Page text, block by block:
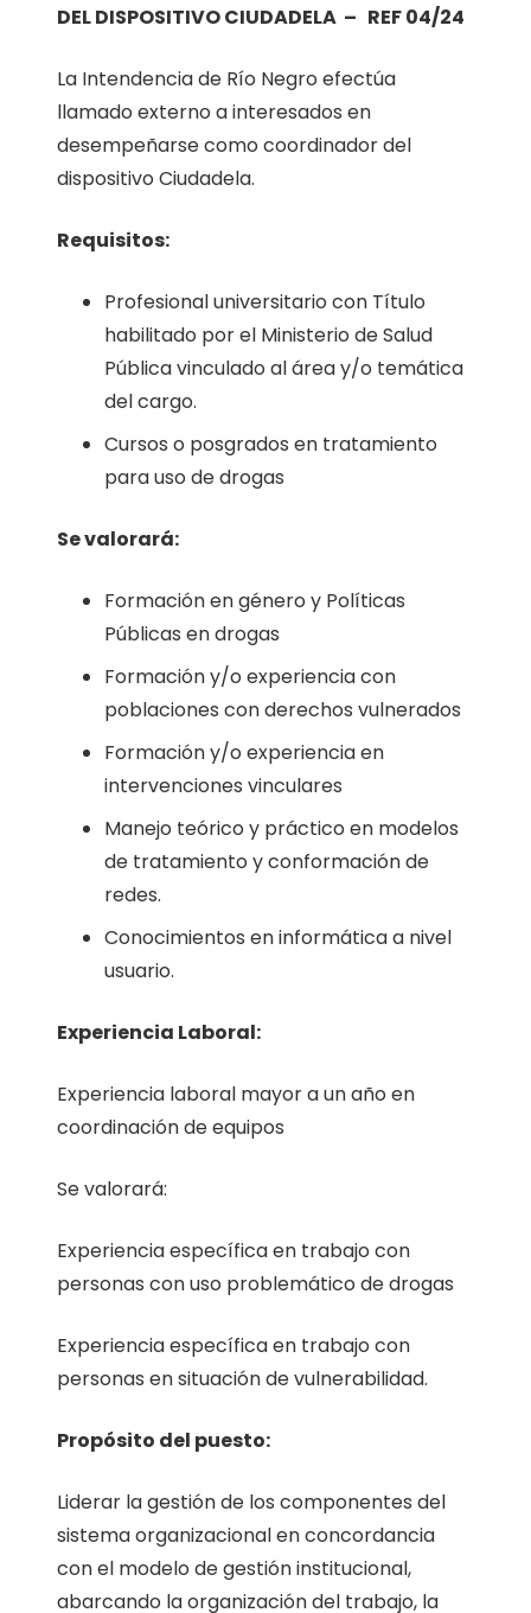
DEL DISPOSITIVO CIUDADELA – REF 04/24
La Intendencia de Río Negro efectúa
llamado externo a interesados en
desempeñarse como coordinador del
dispositivo Ciudadela.
Requisitos:
Profesional universitario con Título
habilitado por el Ministerio de Salud
Pública vinculado al área y/o temática
del cargo.
Cursos o posgrados en tratamiento
para uso de drogas
Se valorará:
Formación en género y Políticas
Públicas en drogas
Formación y/o experiencia con
poblaciones con derechos vulnerados
Formación y/o experiencia en
intervenciones vinculares
Manejo teórico y práctico en modelos
de tratamiento y conformación de
redes.
Conocimientos en informática a nivel
usuario.
Experiencia Laboral:
Experiencia laboral mayor a un año en
coordinación de equipos
Se valorará:
Experiencia específica en trabajo con
personas con uso problemático de drogas
Experiencia específica en trabajo con
personas en situación de vulnerabilidad.
Propósito del puesto:
Liderar la gestión de los componentes del
sistema organizacional en concordancia
con el modelo de gestión institucional,
abarcando la organización del trabajo, la